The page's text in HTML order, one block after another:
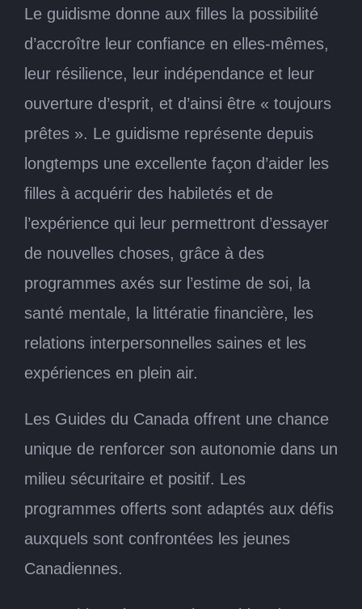
Le guidisme donne aux filles la possibilité
d’accroître leur confiance en elles-mêmes,
leur résilience, leur indépendance et leur
ouverture d’esprit, et d’ainsi être « toujours
prêtes ». Le guidisme représente depuis
longtemps une excellente façon d’aider les
filles à acquérir des habiletés et de
l’expérience qui leur permettront d’essayer
de nouvelles choses, grâce à des
programmes axés sur l’estime de soi, la
santé mentale, la littératie financière, les
relations interpersonnelles saines et les
expériences en plein air.
Les Guides du Canada offrent une chance
unique de renforcer son autonomie dans un
milieu sécuritaire et positif. Les
programmes offerts sont adaptés aux défis
auxquels sont confrontées les jeunes
Canadiennes.